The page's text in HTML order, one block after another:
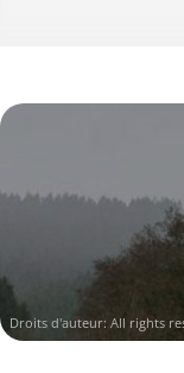
Droits d'auteur: All rights